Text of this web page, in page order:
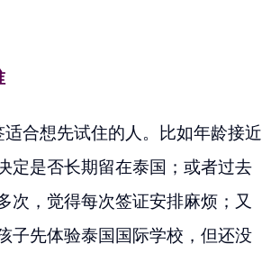
合想先试住的人。比如年龄接近
定是否长期留在泰国；或者过去
次，觉得每次签证安排麻烦；又
子先体验泰国国际学校，但还没